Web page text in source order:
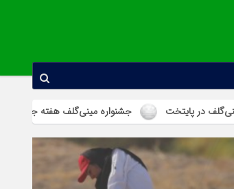
جشنواره مینی‌گلف هفته جوان در استان همدان